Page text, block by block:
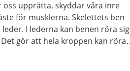
oss upprätta, skyddar våra inre
för musklerna. Skelettets ben
I lederna kan benen röra sig
gör att hela kroppen kan röra